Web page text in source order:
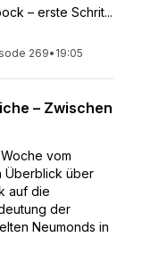
– erste Schrit...
269• 19:05
– Zwischen
vom
Überblick über
auf die
der
Neumonds in